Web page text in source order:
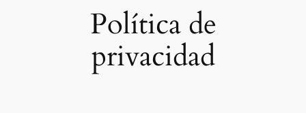
Política de
privacidad